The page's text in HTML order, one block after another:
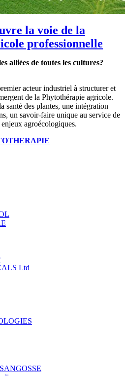
la voie de la
professionnelle
alliées de toutes les cultures?
acteur industriel à structurer et
de la Phytothérapie agricole.
santé des plantes, une intégration
un savoir-faire unique au service de
agroécologiques.
Ltd